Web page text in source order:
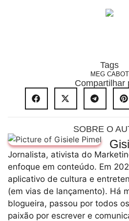
Tags
MEG CABOT
Compartilhar
SOBRE O
Jornalista, ativista do
enfoque em conteúdo. Em
aplicativo de cultura e
(em vias de lançamento). Há
blogueira, passou por todos
paixão por escrever e